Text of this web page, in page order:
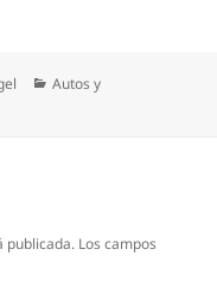
Categorías
Autos y
publicada. Los campos